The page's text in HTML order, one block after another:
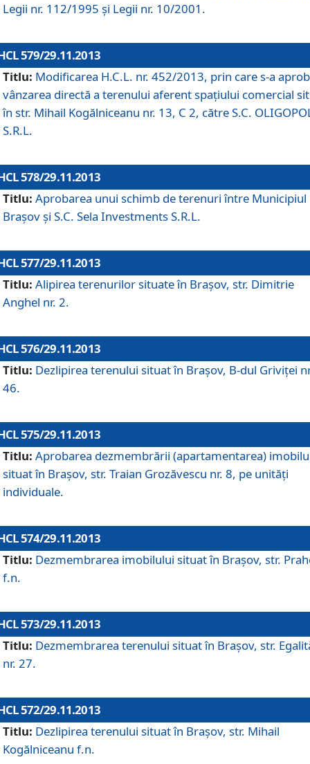
Legii nr. 112/1995 şi Legii nr. 10/2001.
579/29.11.2013
Titlu: Modificarea H.C.L. nr. 452/2013, prin care s-a
vânzarea directă a terenului aferent spaţiului comercial
în str. Mihail Kogălniceanu nr. 13, C 2, către S.C.
S.R.L.
578/29.11.2013
Titlu: Aprobarea unui schimb de terenuri între Municipiul
Braşov şi S.C. Sela Investments S.R.L.
577/29.11.2013
Titlu: Alipirea terenurilor situate în Braşov, str. Dimitrie
Anghel nr. 2.
576/29.11.2013
Titlu: Dezlipirea terenului situat în Braşov, B-dul Griviţei
46.
575/29.11.2013
Titlu: Aprobarea dezmembrării (apartamentarea)
situat în Braşov, str. Traian Grozăvescu nr. 8, pe unităţi
individuale.
574/29.11.2013
Titlu: Dezmembrarea imobilului situat în Braşov, str.
f.n.
573/29.11.2013
Titlu: Dezmembrarea terenului situat în Braşov, str.
nr. 27.
572/29.11.2013
Titlu: Dezlipirea terenului situat în Braşov, str. Mihail
Kogălniceanu f.n.